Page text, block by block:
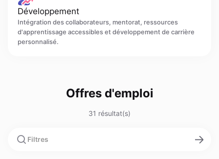
Développement
Intégration des collaborateurs, mentorat, ressources
d'apprentissage accessibles et développement de carrière
personnalisé.
Offres d'emploi
31 résultat(s)